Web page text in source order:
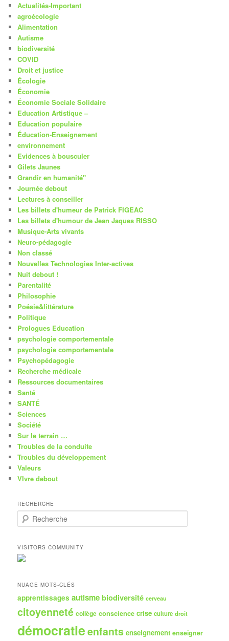
Actualités-Important
agroécologie
Alimentation
Autisme
biodiversité
COVID
Droit et justice
Écologie
Économie
Économie Sociale Solidaire
Education Artistique –
Education populaire
Éducation-Enseignement
environnement
Evidences à bousculer
Gilets Jaunes
Grandir en humanité"
Journée debout
Lectures à conseiller
Les billets d'humeur de Patrick FIGEAC
Les billets d'humour de Jean Jaques RISSO
Musique-Arts vivants
Neuro-pédagogie
Non classé
Nouvelles Technologies Inter-actives
Nuit debout !
Parentalité
Philosophie
Poésie&littérature
Politique
Prologues Education
psychologie comportementale
psychologie comportementale
Psychopédagogie
Recherche médicale
Ressources documentaires
Santé
SANTÉ
Sciences
Société
Sur le terrain …
Troubles de la conduite
Troubles du développement
Valeurs
VIvre debout
RECHERCHE
e
h
e
r
h
VISITORS COMMUNITY
NUAGE MOTS-CLÉS
apprentissages autisme biodiversité cerveau
citoyenneté collège conscience crise culture droit
démocratieenfants enseignement enseigner